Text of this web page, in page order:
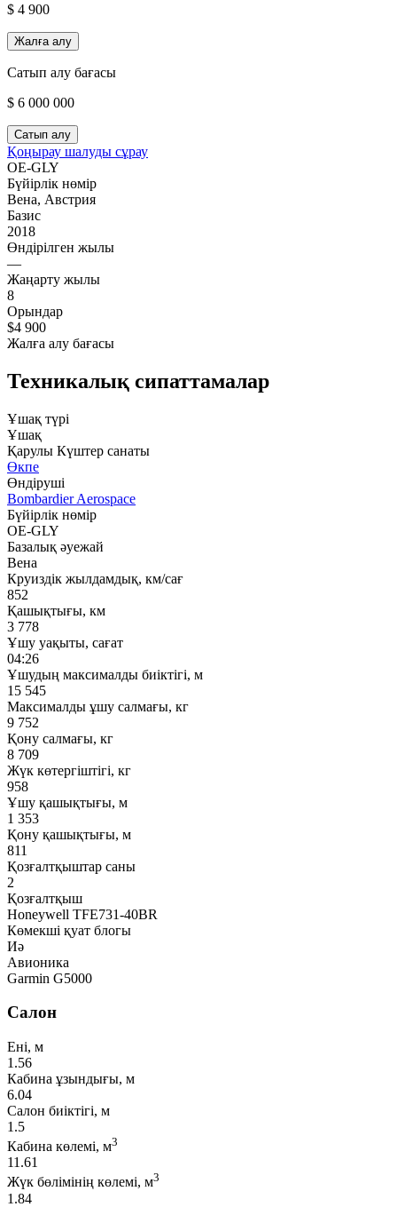
$ 4 900
Жалға алу
Сатып алу бағасы
$ 6 000 000
Сатып алу
Қоңырау шалуды сұрау
OE-GLY
Бүйірлік нөмір
Вена, Австрия
Базис
2018
Өндірілген жылы
—
Жаңарту жылы
8
Орындар
$4 900
Жалға алу бағасы
Техникалық сипаттамалар
Ұшақ түрі
Ұшақ
Қарулы Күштер санаты
Өкпе
Өндіруші
Bombardier Aerospace
Бүйірлік нөмір
OE-GLY
Базалық әуежай
Вена
Круиздік жылдамдық, км/сағ
852
Қашықтығы, км
3 778
Ұшу уақыты, сағат
04:26
Ұшудың максималды биіктігі, м
15 545
Максималды ұшу салмағы, кг
9 752
Қону салмағы, кг
8 709
Жүк көтергіштігі, кг
958
Ұшу қашықтығы, м
1 353
Қону қашықтығы, м
811
Қозғалтқыштар саны
2
Қозғалтқыш
Honeywell TFE731-40BR
Көмекші қуат блогы
Иә
Авионика
Garmin G5000
Салон
Ені, м
1.56
Кабина ұзындығы, м
6.04
Салон биіктігі, м
1.5
Кабина көлемі, м3
11.61
Жүк бөлімінің көлемі, м3
1.84